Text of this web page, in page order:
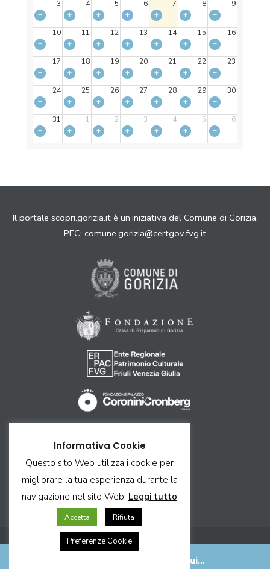
3
4 5 6 7 8
9
+
+ + + + +
+
10
11 12 13 14 15
16
+
+ + + + +
+
17
18 19 20 21 22
23
+
+ + + + +
+
24
25 26 27 28 29
30
+
+ + + + +
+
31
1 2 3 4 5
6
+
+ + + + + +
Il portale scopri.gorizia.it è un’iniziativa del Comune di Gorizia.
PEC: comune.gorizia@certgov.fvg.it
Ricettività
Contatti
Credits & Copyright
Gorizia, la storia passa da qui...
Informativa Cookie
Questo sito Web utilizza i cookie per
migliorare la tua esperienza durante la
navigazione nel sito Web. Leggi tutto
Accetta Rifiuta
Preferenze Cookie